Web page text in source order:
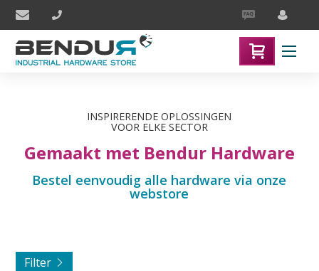
INSPIRERENDE ­OPLOSSINGEN
VOOR ELKE SECTOR
Gemaakt met Bendur Hardware
Bestel eenvoudig alle hardware via onze
webstore
Filter